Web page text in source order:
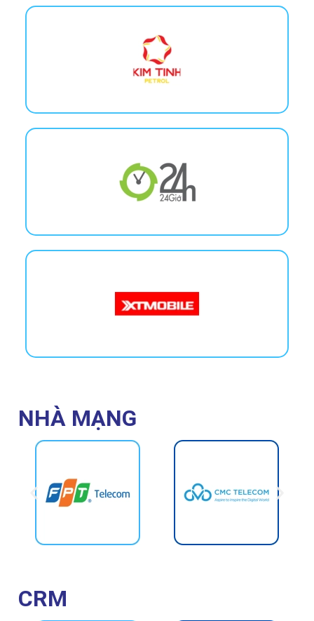
NHÀ MẠNG
CRM